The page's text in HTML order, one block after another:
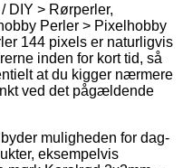
DIY > Rørperler,
Perler > Pixelhobby
144 pixels er naturligvis
inden for kort tid, så
at du kigger nærmere
ved det pågældende
muligheden for dag-
eksempelvis